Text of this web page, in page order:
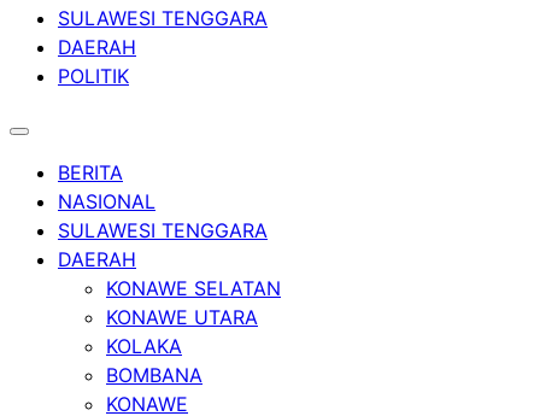
SULAWESI TENGGARA
DAERAH
POLITIK
BERITA
NASIONAL
SULAWESI TENGGARA
DAERAH
KONAWE SELATAN
KONAWE UTARA
KOLAKA
BOMBANA
KONAWE